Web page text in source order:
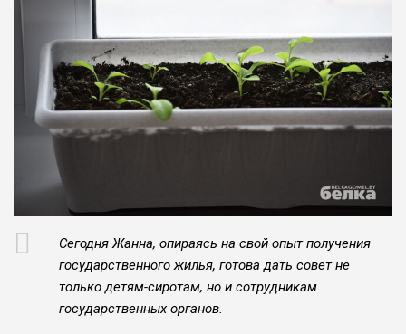
Сегодня Жанна, опираясь на свой опыт получения
госу­дарственного жилья, готова дать совет не
только детям-сиротам, но и сотрудникам
государственных органов.